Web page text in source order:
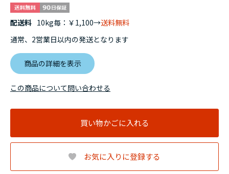
配送料 10kg毎：￥1,100→送料無料
通常、2営業日以内の発送となります
商品の詳細を表示
買い物かごに入れる
お気に入りに登録する
この商品について問い合わせる